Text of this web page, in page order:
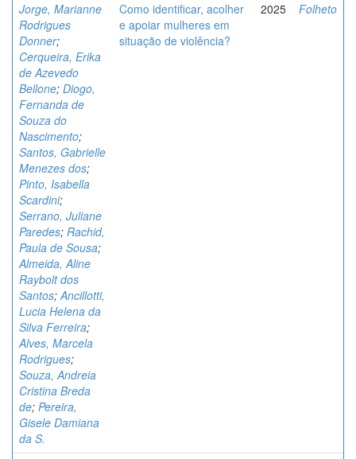
Jorge, Marianne
Rodrigues
Donner;
Cerqueira, Erika
de Azevedo
Bellone; Diogo,
Fernanda de
Souza do
Nascimento;
Santos, Gabrielle
Menezes dos;
Pinto, Isabella
Scardini;
Serrano, Juliane
Paredes; Rachid,
Paula de Sousa;
Almeida, Aline
Raybolt dos
Santos;Ancillotti,
Lucia Helena da
Silva Ferreira;
Alves, Marcela
Rodrigues;
Souza, Andreia
Cristina Breda
de; Pereira,
Gisele Damiana
da S.
Como identificar, acolher
e apoiar mulheres em
situação de violência?
2025 Folheto